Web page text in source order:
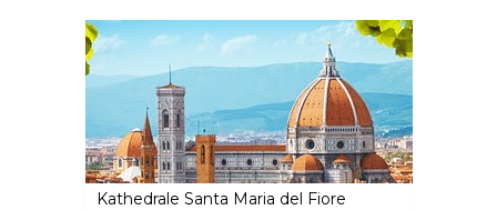
Kathedrale Santa Maria del Fiore